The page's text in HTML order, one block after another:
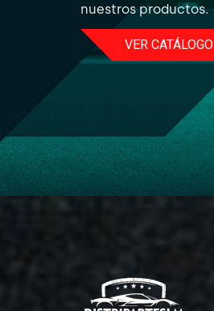
nuestros productos.
VER CATÁLOGO